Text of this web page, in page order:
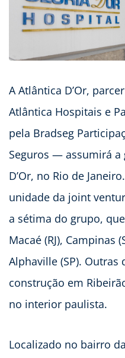
A Atlântica D’Or,
Atlântica Hospitais e
pela Bradseg
Seguros — assumirá a
D’Or, no Rio de
unidade da joint
a sétima do grupo,
Macaé (RJ), Campinas
Alphaville (SP).
construção em
no interior paulista.
Localizado no bairro